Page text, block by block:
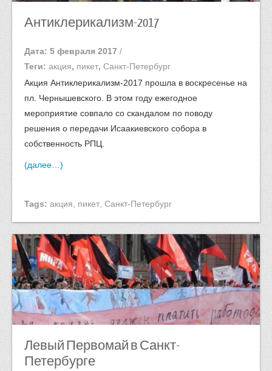
Антиклерикализм-2017
Дата: 5 февраля 2017 /
Теги: акция, пикет, Санкт-Петербург
Акция Антиклерикализм-2017 прошла в воскресенье на
пл. Чернышевского. В этом году ежегодное
мероприятие совпало со скандалом по поводу
решения о передачи Исаакиевского собора в
собственность РПЦ.
(далее…)
Tags: акция пикет Санкт-Петербург
Левый Первомай в Санкт-
Петербурге